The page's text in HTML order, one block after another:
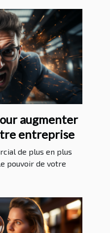
augmenter
entreprise
de plus en plus
pouvoir de votre